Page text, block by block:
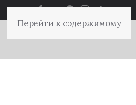
Перейти к содержимому